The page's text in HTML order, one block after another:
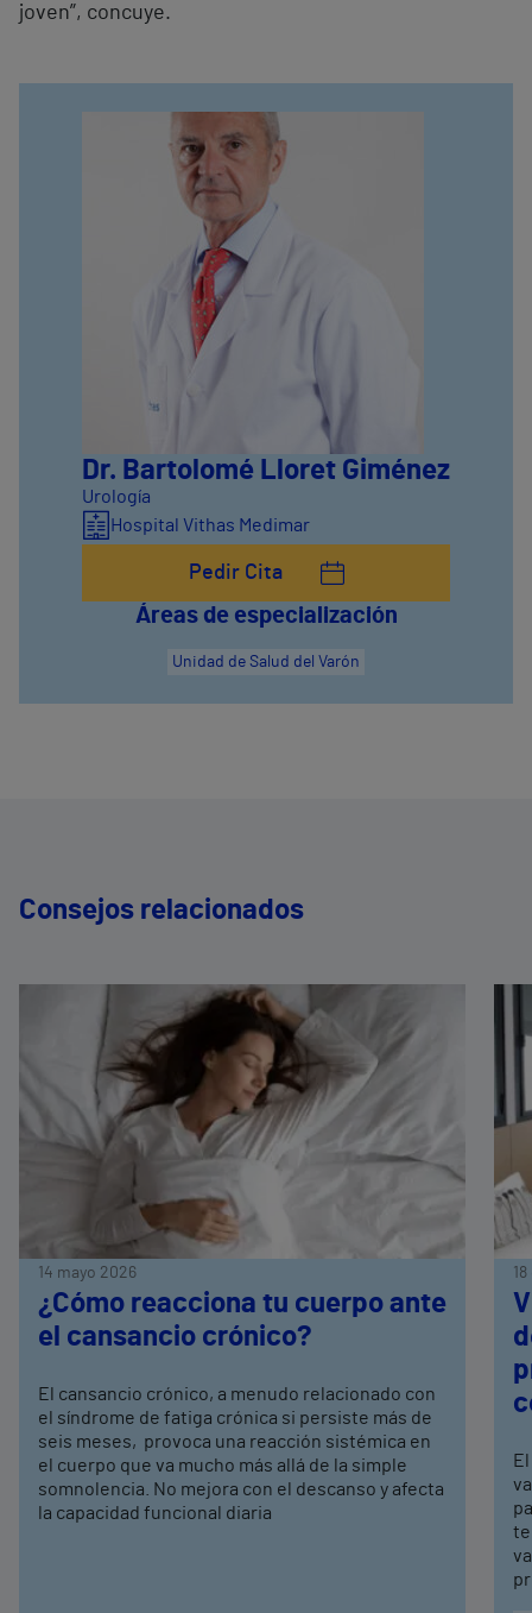
joven”, concuye.
Dr. Bartolomé Lloret Giménez
Urología
Hospital Vithas Medimar
Pedir Cita
Áreas de especialización
Unidad de Salud del Varón
Consejos relacionados
14 mayo 2026
¿Cómo reacciona tu cuerpo ante
el cansancio crónico?
El cansancio crónico, a menudo relacionado con
el síndrome de fatiga crónica si persiste más de
seis meses, provoca una reacción sistémica en
el cuerpo que va mucho más allá de la simple
somnolencia. No mejora con el descanso y afecta
la capacidad funcional diaria